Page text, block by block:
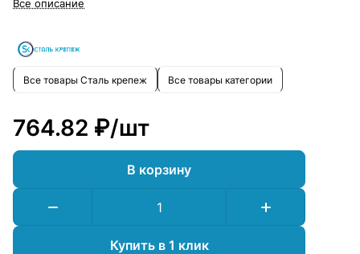
Все описание
Все товары Сталь крепеж Все товары категории
764.82 ₽/шт
В корзину
Купить в 1 клик